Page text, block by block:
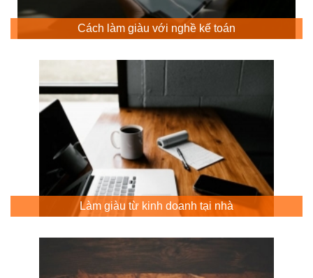
Cách làm giàu với nghề kế toán
Làm giàu từ kinh doanh tại nhà